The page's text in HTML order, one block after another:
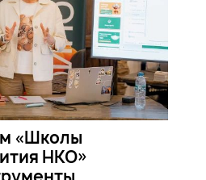
«Школы
НКО»